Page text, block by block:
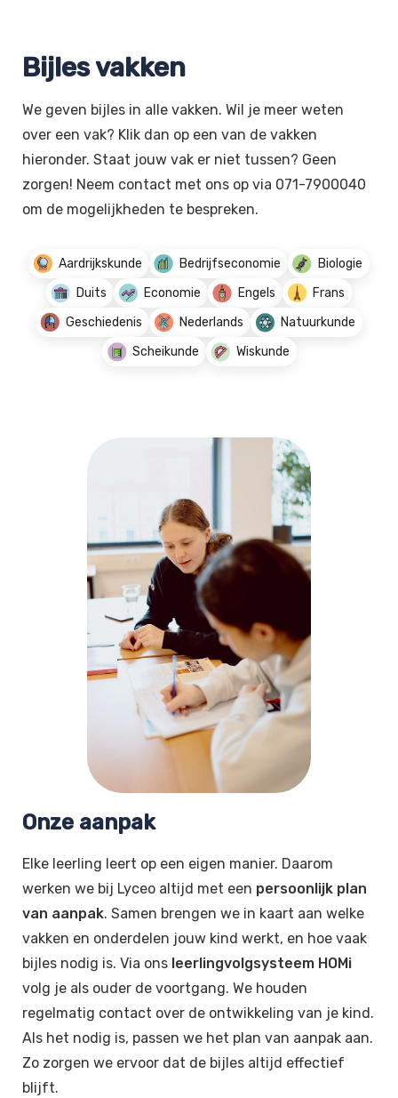
Bijles vakken
We geven bijles in alle vakken. Wil je meer weten
over een vak? Klik dan op een van de vakken
hieronder. Staat jouw vak er niet tussen? Geen
zorgen! Neem contact met ons op via 071-7900040
om de mogelijkheden te bespreken.
Aardrijkskunde Bedrijfseconomie
Biologie
Duits
Economie Engels
Frans
Geschiedenis
Nederlands
Natuurkunde
Scheikunde
Wiskunde
Onze aanpak
Elke leerling leert op een eigen manier. Daarom
werken we bij Lyceo altijd met een persoonlijk plan
van aanpak. Samen brengen we in kaart aan welke
vakken en onderdelen jouw kind werkt, en hoe vaak
bijles nodig is. Via ons leerlingvolgsysteem HOMi
volg je als ouder de voortgang. We houden
regelmatig contact over de ontwikkeling van je kind.
Als het nodig is, passen we het plan van aanpak aan.
Zo zorgen we ervoor dat de bijles altijd effectief
blijft.